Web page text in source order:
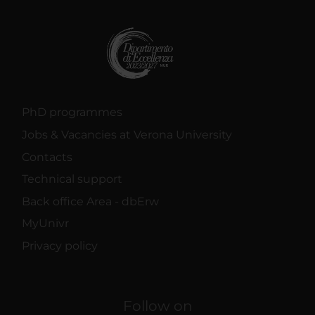
PhD programmes
Jobs & Vacancies at Verona University
Contacts
Technical support
Back office Area - dbErw
MyUnivr
Privacy policy
Follow on